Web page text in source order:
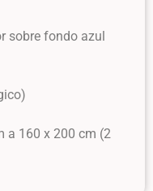
sobre fondo azul
a 160 x 200 cm (2